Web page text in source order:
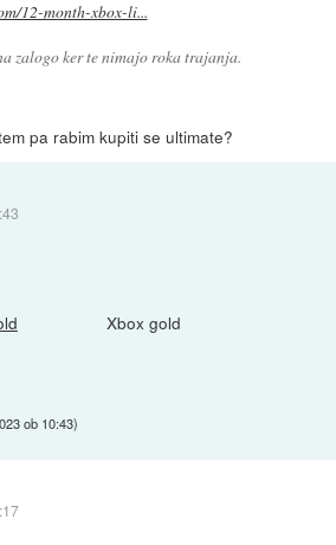
12-month-xbox-li...
zalogo ker te nimajo roka trajanja.
pa rabim kupiti se ultimate?
Xbox gold
ob 10:43)